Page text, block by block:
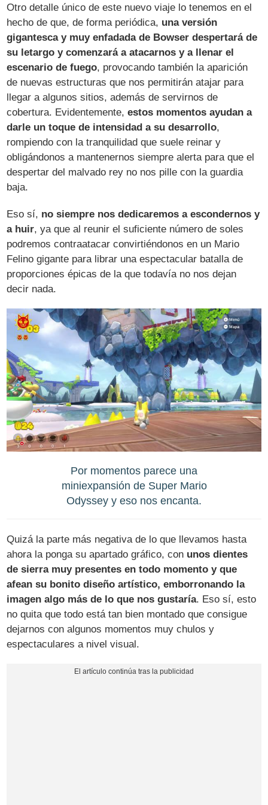
Otro detalle único de este nuevo viaje lo tenemos en el
hecho de que, de forma periódica, una versión
gigantesca y muy enfadada de Bowser despertará de
su letargo y comenzará a atacarnos y a llenar el
escenario de fuego, provocando también la aparición
de nuevas estructuras que nos permitirán atajar para
llegar a algunos sitios, además de servirnos de
cobertura. Evidentemente,estos momentos ayudan a
darle un toque de intensidad a su desarrollo,
rompiendo con la tranquilidad que suele reinar y
obligándonos a mantenernos siempre alerta para que el
despertar del malvado rey no nos pille con la guardia
baja.
Eso sí, no siempre nos dedicaremos a escondernos y
a huir, ya que al reunir el suficiente número de soles
podremos contraatacar convirtiéndonos en un Mario
Felino gigante para librar una espectacular batalla de
proporciones épicas de la que todavía no nos dejan
decir nada.
Por momentos parece una
miniexpansión de Super Mario
Odyssey y eso nos encanta.
Quizá la parte más negativa de lo que llevamos hasta
ahora la ponga su apartado gráfico, con unos dientes
de sierra muy presentes en todo momento y que
afean su bonito diseño artístico, emborronando la
imagen algo más de lo que nos gustaría. Eso sí, esto
no quita que todo está tan bien montado que consigue
dejarnos con algunos momentos muy chulos y
espectaculares a nivel visual.